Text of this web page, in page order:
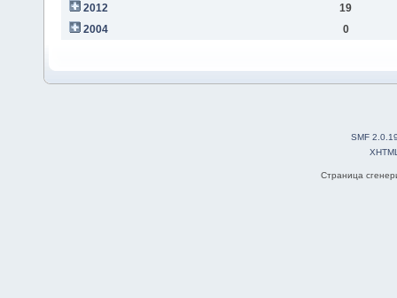
2012
19
2004
0
SMF
Страница